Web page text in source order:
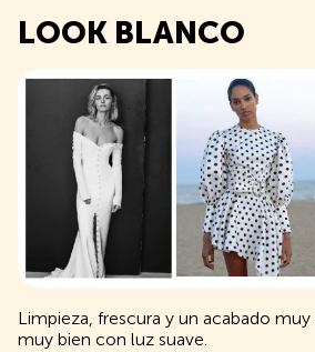
LOOK BLANCO
Limpieza, frescura y un acabado
muy bien con luz suave.